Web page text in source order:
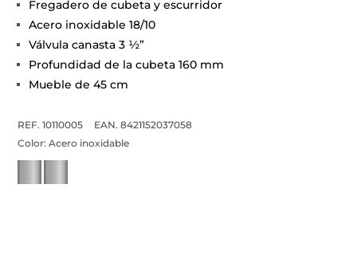
Fregadero de cubeta y escurridor
Acero inoxidable 18/10
Válvula canasta 3 ½”
Profundidad de la cubeta 160 mm
Mueble de 45 cm
REF. 10110005
EAN. 8421152037058
Color:Acero inoxidable